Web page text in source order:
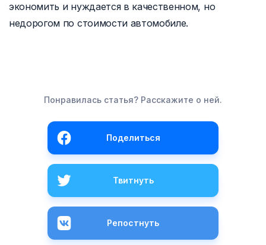
экономить и нуждается в качественном, но
недорогом по стоимости автомобиле.
Понравилась статья? Расскажите о ней.
Поделиться
Твитнуть
Репостнуть